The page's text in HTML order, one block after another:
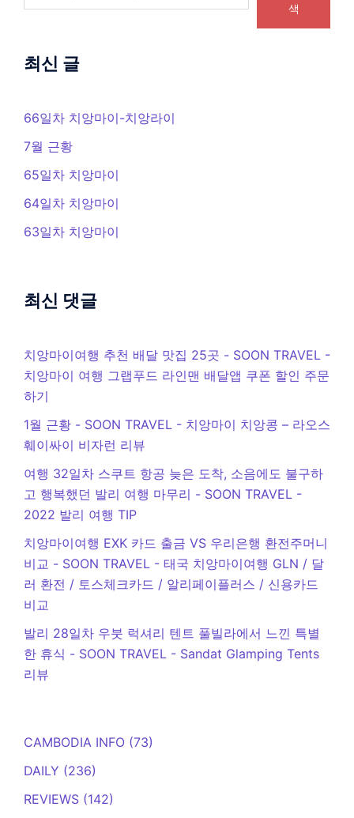
색
최신 글
66일차 치앙마이-치앙라이
7월 근황
65일차 치앙마이
64일차 치앙마이
63일차 치앙마이
최신 댓글
치앙마이여행 추천 배달 맛집 25곳 - SOON TRAVEL -
치앙마이 여행 그랩푸드 라인맨 배달앱 쿠폰 할인 주문
하기
1월 근황 - SOON TRAVEL - 치앙마이 치앙콩 – 라오스
훼이싸이 비자런 리뷰
여행 32일차 스쿠트 항공 늦은 도착, 소음에도 불구하
고 행복했던 발리 여행 마무리 - SOON TRAVEL -
2022 발리 여행 TIP
치앙마이여행 EXK 카드 출금 VS 우리은행 환전주머니
비교 - SOON TRAVEL - 태국 치앙마이여행 GLN / 달
러 환전 / 토스체크카드 / 알리페이플러스 / 신용카드
비교
발리 28일차 우붓 럭셔리 텐트 풀빌라에서 느낀 특별
한 휴식 - SOON TRAVEL - Sandat Glamping Tents
리뷰
CAMBODIA INFO (73)
DAILY (236)
REVIEWS (142)